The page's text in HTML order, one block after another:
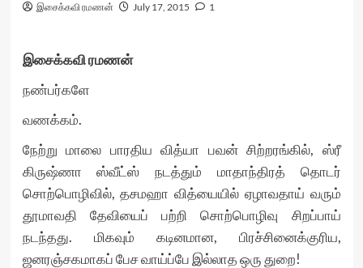
இசைக்கவி ரமணன் July 17, 2015 1
இசைக்கவி ரமணன்
நண்பர்களே
வணக்கம்.
நேற்று மாலை பாரதிய வித்யா பவன் சிற்றரங்கில், ஸ்ரீ
கிருஷ்ணா ஸ்வீட்ஸ் நடத்தும் மாதாந்திரத் தொடர்
சொற்பொழிவில், தசமஹா வித்யையில் ஏழாவதாய் வரும்
தூமாவதி தேவியைப் பற்றி சொற்பொழிவு சிறப்பாய்
நடந்தது. மிகவும் கடினமான, பிரச்சினைக்குரிய,
ஜனரஞ்சகமாகப் பேச வாய்ப்பே இல்லாத ஒரு துறை!